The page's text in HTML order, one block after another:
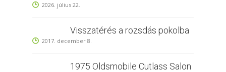
2026. július 22.
Visszatérés a rozsdás pokolba
2017. december 8.
1975 Oldsmobile Cutlass Salon